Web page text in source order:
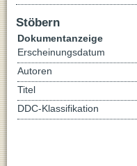
Stöbern
Dokumentanzeige
Erscheinungsdatum
Autoren
Titel
DDC-Klassifikation